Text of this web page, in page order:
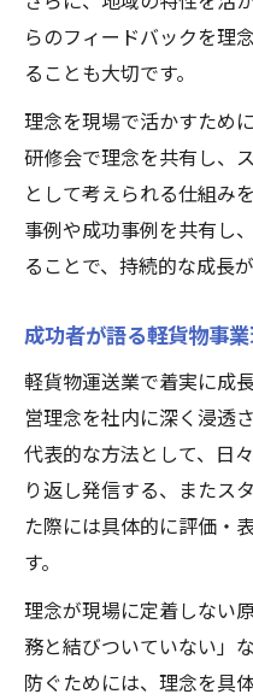
らのフィードバックを理
ることも大切です。
理念を現場で活かすため
研修会で理念を共有し、
として考えられる仕組み
事例や成功事例を共有し
ることで、持続的な成長
成功者が語る軽貨物事
軽貨物運送業で着実に成
営理念を社内に深く浸透
代表的な方法として、日
り返し発信する、またス
た際には具体的に評価・
す。
理念が現場に定着しない
務と結びついていない」
防ぐためには、理念を具